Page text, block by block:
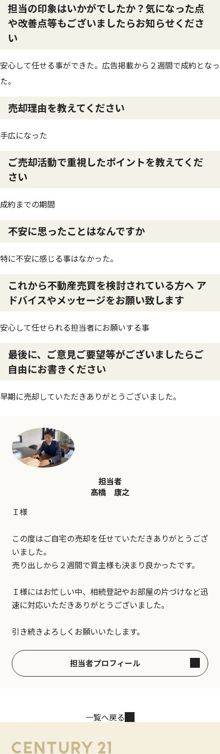
担当の印象はいかがでしたか？気になった点
や改善点等もございましたらお知らせくださ
い
安心して任せる事ができた。広告掲載から２週間で成約となっ
た。
売却理由を教えてください
手広になった
ご売却活動で重視したポイントを教えてくだ
さい
成約までの期間
不安に思ったことはなんですか
特に不安に感じる事はなかった。
これから不動産売買を検討されている方へ ア
ドバイスやメッセージをお願い致します
安心して任せられる担当者にお願いする事
最後に、ご意見ご要望等がございましたらご
自由にお書きください
早期に売却していただきありがとうございました。
担当者
髙橋 康之
Ｉ様
この度はご自宅の売却を任せていただきありがとうござ
いました。
売り出しから２週間で買主様も決まり良かったです。
Ｉ様にはお忙しい中、相続登記やお部屋の片づけなど迅
速に対応いただきありがとうございました。
引き続きよろしくお願いいたします。
担当者プロフィール
一覧へ戻る